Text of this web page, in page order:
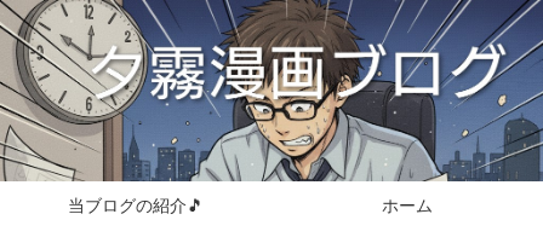
当ブログの紹介🎵 ホーム